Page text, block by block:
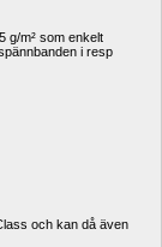
g/m² som enkelt
i resp
och kan då även